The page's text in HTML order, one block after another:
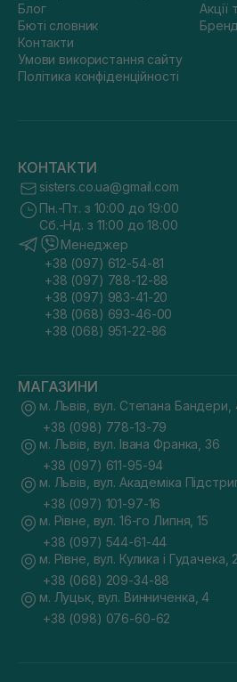
Блог
Бюті словник
Контакти
Умови використання сайту
Політика конфіденційності
Акції
КОНТАКТИ
sisters.co.ua@gmail.com
Пн.-Пт. з 10:00 до 19:00
Сб.-Нд. з 11:00 до 18:00
Менеджер
+38 (097) 612-54-81
+38 (097) 788-12-88
+38 (097) 983-41-20
+38 (068) 693-46-00
+38 (068) 951-22-86
МАГАЗИНИ
м. Львів, вул. Степана Бандери,
+38 (098) 778-13-79
м. Львів, вул. Івана Франка, 36
+38 (097) 611-95-94
м. Львів, вул. Академіка
+38 (097) 101-97-16
м. Рівне, вул. 16-го Липня, 15
+38 (097) 544-61-44
м. Рівне, вул. Кулика і
+38 (068) 209-34-88
м. Луцьк, вул. Винниченка, 4
+38 (098) 076-60-62